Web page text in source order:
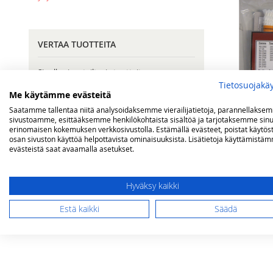
Corona
49,00 €
Lisää
VERTAA TUOTTEITA
Sinulla ei vertailtavia tuotteita.
OMA TOIVELISTA
Sinulla ei ole tuotteita toivelistallasi.
Me käytämme evästeitä
Saatamme tallentaa niitä analysoidaksemme vierailijatietoja,
sivustoamme, esittääksemme henkilökohtaista sisältöä ja tarjotaksemme
erinomaisen kokemuksen verkkosivustolla. Estämällä evästeet, poistat
osan sivuston käyttöä helpottavista ominaisuuksista. Lisätietoja
evästeistä saat avaamalla asetukset.
Hyväksy kaikki
Estä kaikki
Säädä